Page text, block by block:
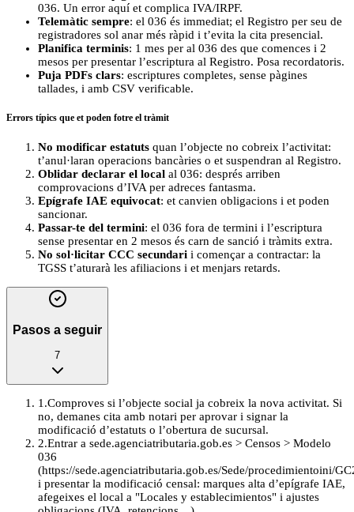
036. Un error aquí et complica IVA/IRPF.
Telemàtic sempre: el 036 és immediat; el Registro per seu de
registradores sol anar més ràpid i t’evita la cita presencial.
Planifica terminis: 1 mes per al 036 des que comences i 2
mesos per presentar l’escriptura al Registro. Posa recordatoris.
Puja PDFs clars: escriptures completes, sense pàgines
tallades, i amb CSV verificable.
Errors típics que et poden fotre el tràmit
No modificar estatuts quan l’objecte no cobreix l’activitat:
t’anul·laran operacions bancàries o et suspendran al Registro.
Oblidar declarar el local al 036: després arriben
comprovacions d’IVA per adreces fantasma.
Epígrafe IAE equivocat: et canvien obligacions i et poden
sancionar.
Passar-te del termini: el 036 fora de termini i l’escriptura
sense presentar en 2 mesos és carn de sanció i tràmits extra.
No sol·licitar CCC secundari i començar a contractar: la
TGSS t’aturarà les afiliacions i et menjars retards.
Pasos a seguir
7
1 .Comproves si l’objecte social ja cobreix la nova activitat. Si
no, demanes cita amb notari per aprovar i signar la
modificació d’estatuts o l’obertura de sucursal.
2.Entrar a sede.agenciatributaria.gob.es > Censos > Modelo
036
(https://sede.agenciatributaria.gob.es/Sede/procedimientoini/
i presentar la modificació censal: marques alta d’epígrafe IAE,
afegeixes el local a "Locales y establecimientos" i ajustes